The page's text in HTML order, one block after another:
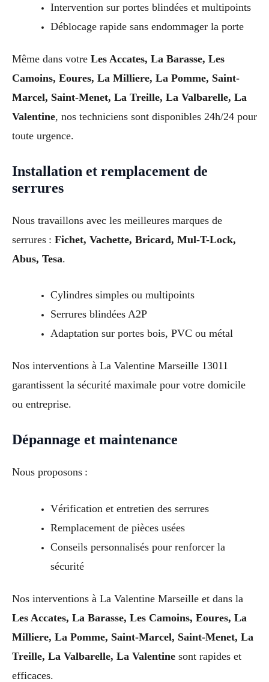
Intervention sur portes blindées et multipoints
Déblocage rapide sans endommager la porte
Même dans votre Les Accates, La Barasse, Les
Camoins, Eoures, La Milliere, La Pomme, Saint-
Marcel, Saint-Menet, La Treille, La Valbarelle, La
Valentine, nos techniciens sont disponibles 24h/24 pour
toute urgence.
Installation et remplacement de
serrures
Nous travaillons avec les meilleures marques de
serrures : Fichet, Vachette, Bricard, Mul-T-Lock,
Abus, Tesa.
Cylindres simples ou multipoints
Serrures blindées A2P
Adaptation sur portes bois, PVC ou métal
Nos interventions à La Valentine Marseille 13011
garantissent la sécurité maximale pour votre domicile
ou entreprise.
Dépannage et maintenance
Nous proposons :
Vérification et entretien des serrures
Remplacement de pièces usées
Conseils personnalisés pour renforcer la
sécurité
Nos interventions à La Valentine Marseille et dans la
Les Accates, La Barasse, Les Camoins, Eoures, La
Milliere, La Pomme, Saint-Marcel, Saint-Menet, La
Treille, La Valbarelle, La Valentine sont rapides et
efficaces.